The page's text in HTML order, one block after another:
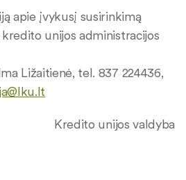
apie įvykusį susirinkimą
unijos administracijos
Ližaitienė, tel. 837 224436,
Kredito unijos valdyba